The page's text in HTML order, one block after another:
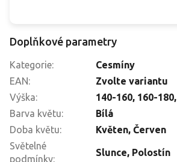
Doplňkové parametry
Kategorie:
Cesmíny
EAN:
Zvolte variantu
Výška: 140-160, 160-180,
Barva květu:
Bílá
Doba květu: Květen, Červen
Světelné
podmínky:
Slunce, Polostín